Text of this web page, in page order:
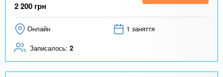
2 200 грн
Онлайн 1 заняття
Записалось: 2